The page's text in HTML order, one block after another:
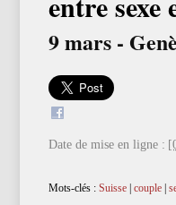
9 mars -
Date de mise en ligne :
Mots-clés : Suisse| couple|